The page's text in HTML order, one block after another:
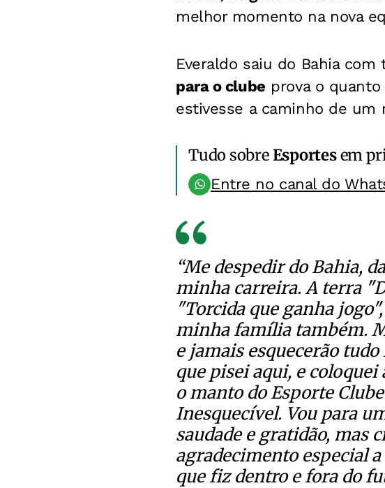
melhor momento na nova
Everaldo saiu do Bahia com
para o clube prova o
estivesse a caminho de um
Tudo sobreEsportesem
Entre no canal do
“Me despedir do Bahia,
minha carreira. A terra
"Torcida que ganha
minha família também.
e jamais esquecerão
que pisei aqui, e
o manto do Esporte
Inesquecível. Vou para
saudade e gratidão, mas
agradecimento especial
que fiz dentro e fora do